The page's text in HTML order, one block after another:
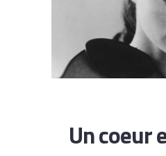
Un coeur